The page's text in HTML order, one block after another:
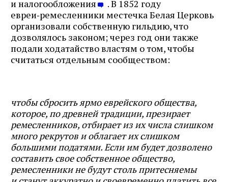
и налогообложения
. В 1852 году
евреи‑ремесленники местечка Белая Церковь
организовали собственную гильдию, что
дозволялось законом; через год они также
подали ходатайство властям о том, чтобы
считаться отдельным сообществом:
чтобы сбросить ярмо еврейского общества,
которое, по древней традиции, презирает
ремесленников, отбирает из их числа слишком
много рекрутов и облагает их слишком
большими податями. Если им будет дозволено
составить свое собственное общество,
ремесленники не будут столь притесняемы